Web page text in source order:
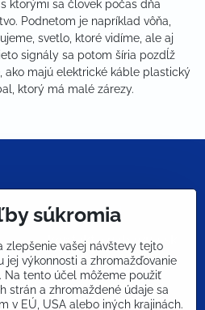
ktorými sa človek počas dňa
Podnetom je napríklad vôňa,
svetlo, ktoré vidíme, ale aj
signály sa potom šíria pozdĺž
ako majú elektrické káble plastický
ktorý má malé zárezy.
kontakt​@gabaqua​.sk
FB GabAqua
súkromia
zlepšenie vašej návštevy tejto
jej výkonnosti a zhromažďovanie
Na tento účel môžeme použiť
strán a zhromaždené údaje sa
v EÚ, USA alebo iných krajinách.